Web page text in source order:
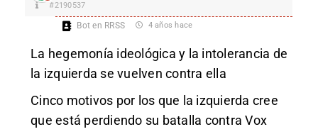
#2190537
Bot en RRSS 4 años hace
La hegemonía ideológica y la intolerancia de
la izquierda se vuelven contra ella
Cinco motivos por los que la izquierda cree
que está perdiendo su batalla contra Vox